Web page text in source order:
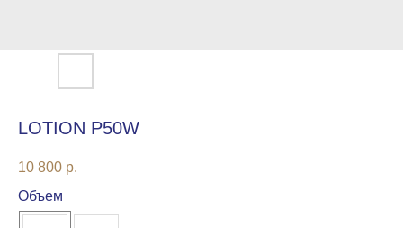
LOTION P50W
10 800 р.
Объем